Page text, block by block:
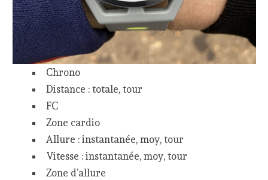
Chrono
Distance : totale, tour
FC
Zone cardio
Allure : instantanée, moy, tour
Vitesse : instantanée, moy, tour
Zone d’allure